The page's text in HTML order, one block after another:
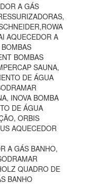
A GÁS
AQUECEDOR A
BOMBAS
SAUNA,
DE ÁGUA
INOVA BOMBA
DE ÁGUA
ORBIS
AQUECEDOR
A GÁS BANHO,
QUADRO DE
BANHO